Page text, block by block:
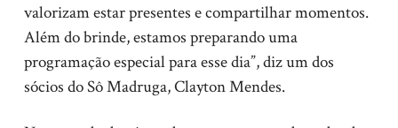
valorizam estar presentes e compartilhar momentos.
Além do brinde, estamos preparando uma
programação especial para esse dia”, diz um dos
sócios do Sô Madruga, Clayton Mendes.